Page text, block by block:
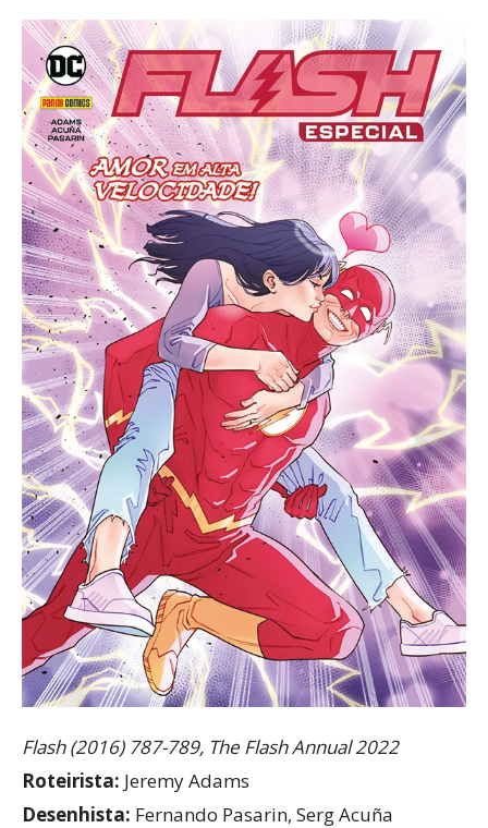
Flash (2016) 787-789, The Flash Annual 2022
Roteirista: Jeremy Adams
Desenhista: Fernando Pasarin, Serg Acuña